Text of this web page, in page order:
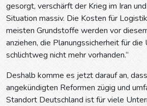
gesorgt, verschärft der Krieg im Iran
Situation massiv. Die Kosten für
meisten Grundstoffe werden vor
anziehen, die Planungssicherheit für
schlichtweg nicht mehr vorhanden.“
Deshalb komme es jetzt darauf an,
angekündigten Reformen zügig und
Standort Deutschland ist für viele